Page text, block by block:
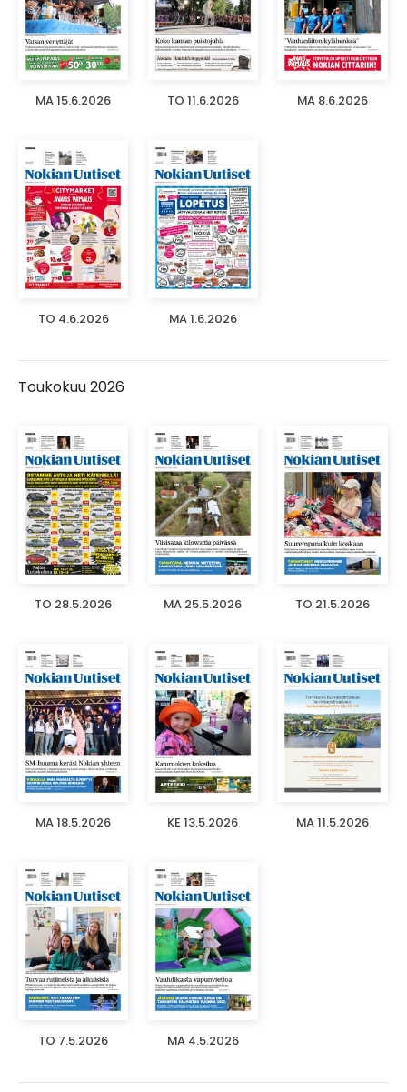
MA 15.6.2026 TO 11.6.2026 MA 8.6.2026
TO 4.6.2026 MA 1.6.2026
Toukokuu 2026
TO 28.5.2026 MA 25.5.2026 TO 21.5.2026
MA 18.5.2026 KE 13.5.2026 MA 11.5.2026
TO 7.5.2026 MA 4.5.2026